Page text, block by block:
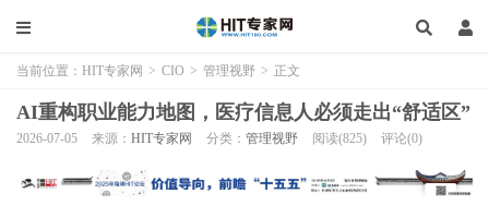
当前位置： HIT专家网 > CIO > 管理视野 > 正文
AI重构职业能力地图，医疗信息人必须走出“舒适区”
2026-07-05 来源： HIT专家网 分类： 管理视野 阅读(825) 评论(0)